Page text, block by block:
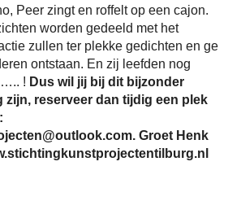
Peer zingt en roffelt op een cajon.
worden gedeeld met het
zullen ter plekke gedichten en ge
ontstaan. En zij leefden nog
….. ! Dus wil jij bij dit bijzonder
zijn, reserveer dan tijdig een plek
Groet Henk